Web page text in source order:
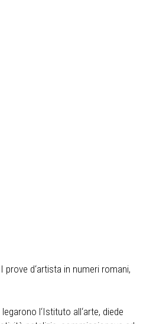
d‘artista in numeri romani,
l‘Istituto all‘arte, diede